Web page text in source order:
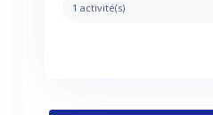
1 activité(s)